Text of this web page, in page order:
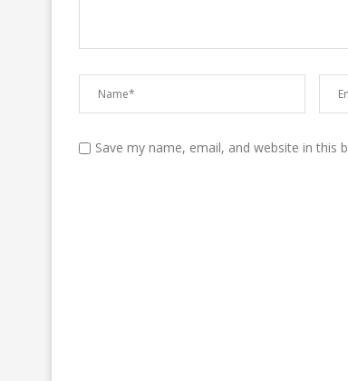
Save my name, email, and website in